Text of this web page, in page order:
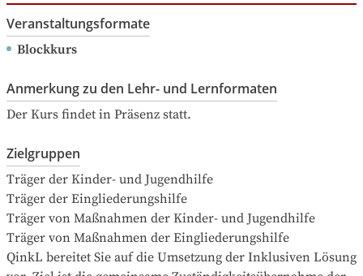
Veranstaltungsformate
Blockkurs
Anmerkung zu den Lehr- und Lernformaten
Der Kurs findet in Präsenz statt.
Zielgruppen
Träger der Kinder- und Jugendhilfe
Träger der Eingliederungshilfe
Träger von Maßnahmen der Kinder- und Jugendhilfe
Träger von Maßnahmen der Eingliederungshilfe
QinkL bereitet Sie auf die Umsetzung der Inklusiven Lösung